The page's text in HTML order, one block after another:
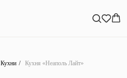
Кухни / Кухня «Неаполь Лайт»